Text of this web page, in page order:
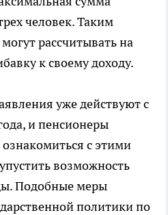
человек. Таким
рассчитывать на
к своему доходу.
уже действуют с
и пенсионеры
с этими
возможность
Подобные меры
политики по